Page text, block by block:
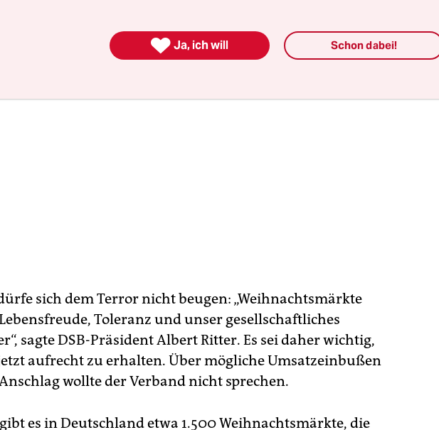
sich dem Terror nicht beugen: „Weihnachtsmärkte
Toleranz und unser gesellschaftliches
sagte DSB-Präsident Albert Ritter. Es sei daher wichtig,
aufrecht zu erhalten. Über mögliche Umsatzeinbußen
wollte der Verband nicht sprechen.
es in Deutschland etwa 1.500 Weihnachtsmärkte, die
 Ja, ich will Schon dabei!